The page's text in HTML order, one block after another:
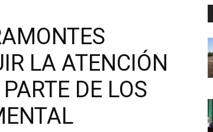
LA ATENCIÓN
DE LOS